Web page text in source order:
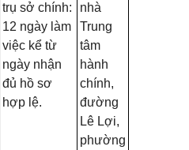
trụ sở chính:
12 ngày làm
việc kể từ
ngày nhận
đủ hồ sơ
hợp lệ.
nhà
Trung
tâm
hành
chính,
đường
Lê Lợi,
phường